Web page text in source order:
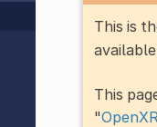
This is
This
"